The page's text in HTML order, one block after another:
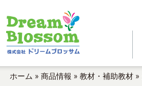
ホーム » 商品情報 » 教材・補助教材 »